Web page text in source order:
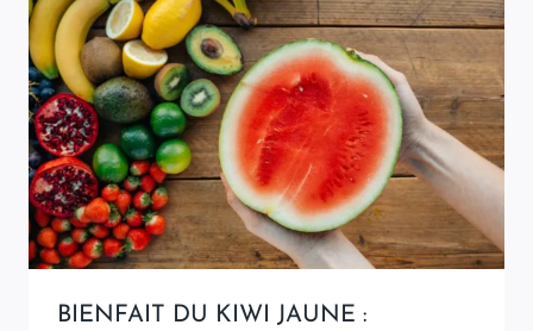
BIENFAIT DU KIWI JAUNE :